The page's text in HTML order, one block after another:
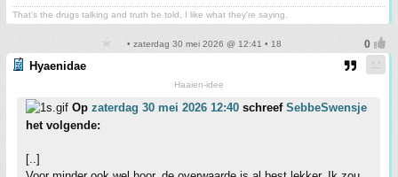
That's the drugs talking and truth be told, I like what they're saying.
• zaterdag 30 mei 2026 @ 12:41 • 18
Hyaenidae
Haaien-idee
Op zaterdag 30 mei 2026 12:40 schreef SebbeSwensje
het volgende:
[..]